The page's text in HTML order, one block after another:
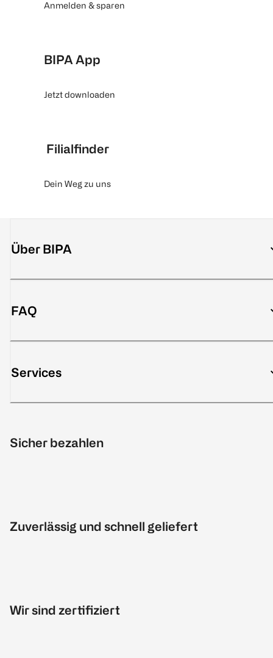
Anmelden & sparen
BIPA App
Jetzt downloaden
Filialfinder
Dein Weg zu uns
Über BIPA
FAQ
Services
Sicher bezahlen
Zuverlässig und schnell geliefert
Wir sind zertifiziert